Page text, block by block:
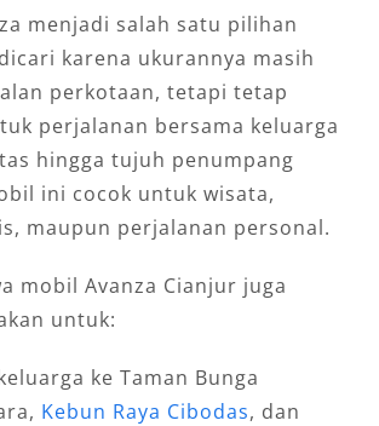
menjadi salah satu pilihan
karena ukurannya masih
perkotaan, tetapi tetap
perjalanan bersama keluarga
hingga tujuh penumpang
ini cocok untuk wisata,
maupun perjalanan personal.
mobil Avanza Cianjur juga
untuk:
ke Taman Bunga
Kebun Raya Cibodas, dan